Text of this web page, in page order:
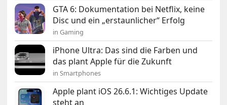
GTA 6: Dokumentation bei Netflix, keine
Disc und ein „erstaunlicher“ Erfolg
in Gaming
iPhone Ultra: Das sind die Farben und
das plant Apple für die Zukunft
in Smartphones
Apple plant iOS 26.6.1: Wichtiges Update
steht an